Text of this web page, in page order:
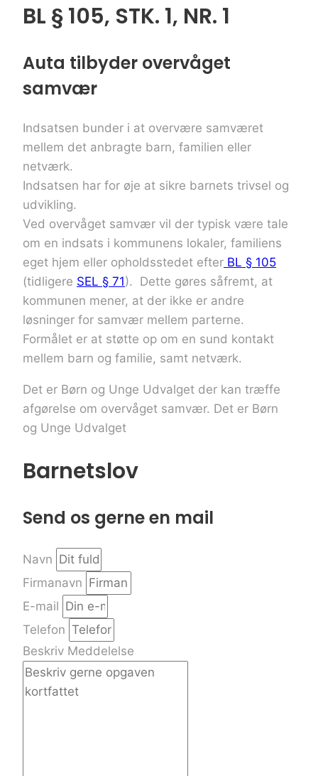
BL § 105, STK. 1, NR. 1
Auta tilbyder overvåget
samvær
Indsatsen bunder i at overvære samværet
mellem det anbragte barn, familien eller
netværk.
Indsatsen har for øje at sikre barnets trivsel og
udvikling.
Ved overvåget samvær vil der typisk være tale
om en indsats i kommunens lokaler, familiens
eget hjem eller opholdsstedet efter BL § 105
(tidligere SEL § 71). Dette gøres såfremt, at
kommunen mener, at der ikke er andre
løsninger for samvær mellem parterne.
Formålet er at støtte op om en sund kontakt
mellem barn og familie, samt netværk.
Det er Børn og Unge Udvalget der kan træffe
afgørelse om overvåget samvær. Det er Børn
og Unge Udvalget
Barnetslov
Send os gerne en mail
Navn
Firmanavn
E-mail
Telefon
Beskriv Meddelelse